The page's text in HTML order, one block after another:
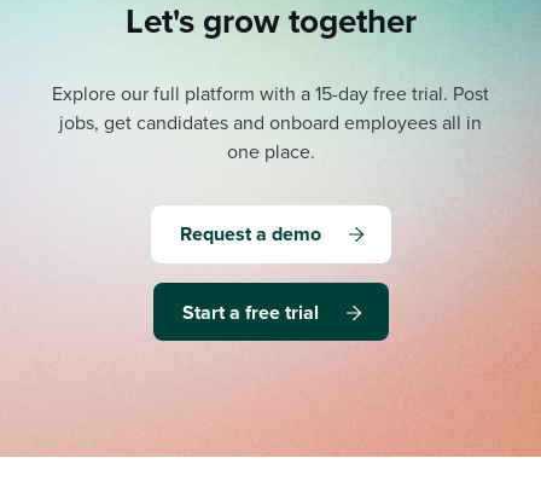
Let's grow together
Explore our full platform with a 15-day free trial. Post
jobs, get candidates and onboard employees all in
one place.
Request a demo
Start a free trial